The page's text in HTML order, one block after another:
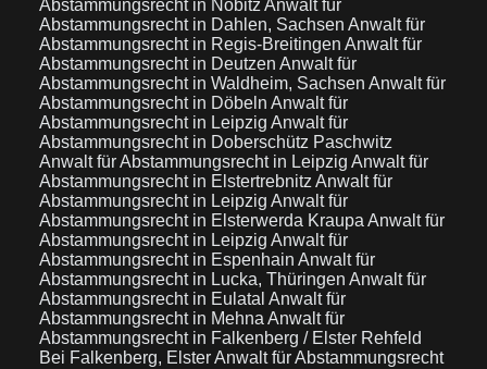
Abstammungsrecht in Nobitz Anwalt für
Abstammungsrecht in Dahlen, Sachsen Anwalt für
Abstammungsrecht in Regis-Breitingen Anwalt für
Abstammungsrecht in Deutzen Anwalt für
Abstammungsrecht in Waldheim, Sachsen Anwalt für
Abstammungsrecht in Döbeln Anwalt für
Abstammungsrecht in Leipzig Anwalt für
Abstammungsrecht in Doberschütz Paschwitz
Anwalt für Abstammungsrecht in Leipzig Anwalt für
Abstammungsrecht in Elstertrebnitz Anwalt für
Abstammungsrecht in Leipzig Anwalt für
Abstammungsrecht in Elsterwerda Kraupa Anwalt für
Abstammungsrecht in Leipzig Anwalt für
Abstammungsrecht in Espenhain Anwalt für
Abstammungsrecht in Lucka, Thüringen Anwalt für
Abstammungsrecht in Eulatal Anwalt für
Abstammungsrecht in Mehna Anwalt für
Abstammungsrecht in Falkenberg / Elster Rehfeld
Bei Falkenberg, ElsterAnwalt für Abstammungsrecht